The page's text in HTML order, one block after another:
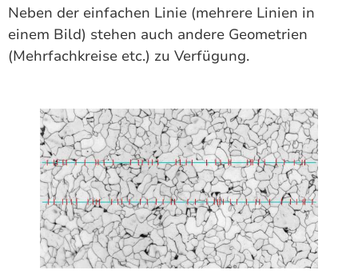
Neben der einfachen Linie (mehrere Linien in
einem Bild) stehen auch andere Geometrien
(Mehrfachkreise etc.) zu Verfügung.